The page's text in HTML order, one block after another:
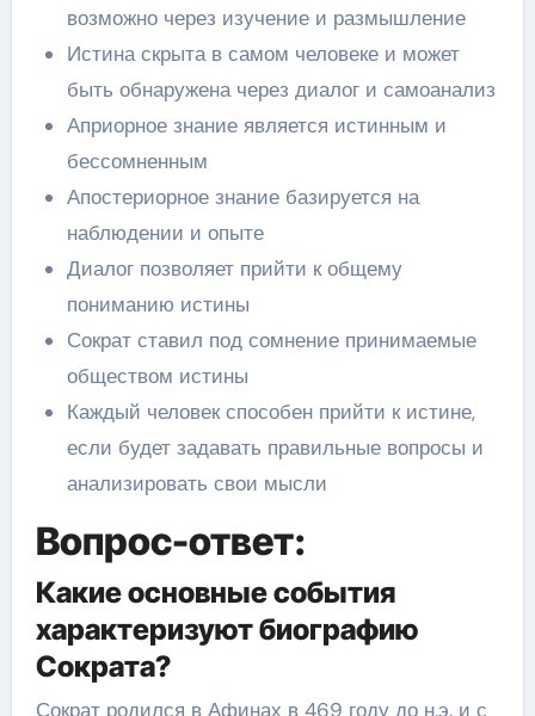
возможно через изучение и размышление
Истина скрыта в самом человеке и может
быть обнаружена через диалог и самоанализ
Априорное знание является истинным и
бессомненным
Апостериорное знание базируется на
наблюдении и опыте
Диалог позволяет прийти к общему
пониманию истины
Сократ ставил под сомнение принимаемые
обществом истины
Каждый человек способен прийти к истине,
если будет задавать правильные вопросы и
анализировать свои мысли
Вопрос-ответ:
Какие основные события
характеризуют биографию
Сократа?
Сократ родился в Афинах в 469 году до н.э. и с